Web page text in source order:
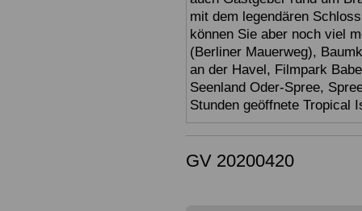
mit dem legendären
können Sie aber noch viel
(Berliner Mauerweg),
an der Havel, Filmpark
Seenland Oder-Spree,
Stunden geöffnete Tropical
GV 20200420